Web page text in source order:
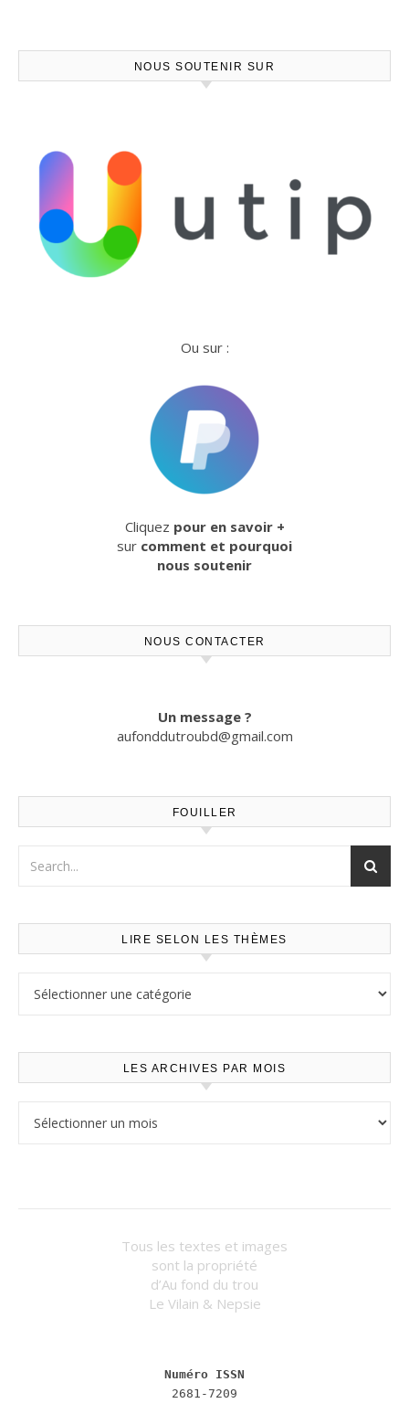
NOUS SOUTENIR SUR
Ou sur :
Cliquez pour en savoir +
sur comment et pourquoi
nous soutenir
NOUS CONTACTER
Un message ?
aufonddutroubd@gmail.com
FOUILLER
LIRE SELON LES THÈMES
LES ARCHIVES PAR MOIS
Tous les textes et images
sont la propriété
d’Au fond du trou
Le Vilain & Nepsie
Numéro ISSN
2681-7209